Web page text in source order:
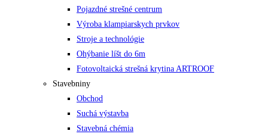
Pojazdné strešné centrum
Výroba klampiarskych prvkov
Stroje a technológie
Ohýbanie líšt do 6m
Fotovoltaická strešná krytina ARTROOF
Stavebniny
Obchod
Suchá výstavba
Stavebná chémia